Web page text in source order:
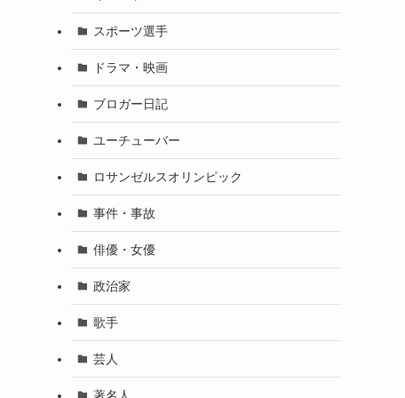
スポーツ選手
ドラマ・映画
ブロガー日記
ユーチューバー
ロサンゼルスオリンピック
事件・事故
俳優・女優
政治家
歌手
芸人
著名人